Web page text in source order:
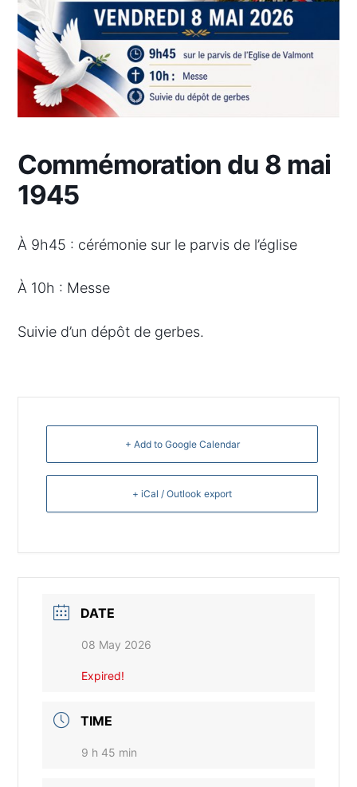
Commémoration du 8 mai
1945
À 9h45 : cérémonie sur le parvis de l’église
À 10h : Messe
Suivie d’un dépôt de gerbes.
+ Add to Google Calendar
+ iCal / Outlook export
DATE
08 May 2026
Expired!
TIME
9 h 45 min